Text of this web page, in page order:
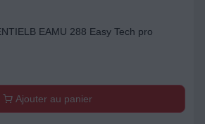
EAMU 288 Easy Tech pro
Ajouter au panier